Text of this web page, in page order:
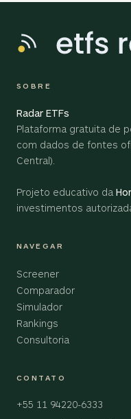
SOBRE
Radar ETFs
Plataforma gratuita de
com dados de fontes
Central).
Projeto educativo da
investimentos
NAVEGAR
Screener
Comparador
Simulador
Rankings
Consultoria
CONTATO
+55 11 94220-6333